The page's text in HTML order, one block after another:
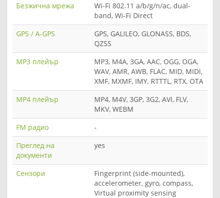
Безжична мрежа
Wi-Fi 802.11 a/b/g/n/ac, dual-
band, Wi-Fi Direct
GPS / A-GPS
GPS, GALILEO, GLONASS, BDS,
QZSS
MP3 плейър
MP3, M4A, 3GA, AAC, OGG, OGA,
WAV, AMR, AWB, FLAC, MID, MIDI,
XMF, MXMF, IMY, RTTTL, RTX, OTA
MP4 плейър
MP4, M4V, 3GP, 3G2, AVI, FLV,
MKV, WEBM
FM радио
-
Преглед на
документи
yes
Сензори
Fingerprint (side-mounted),
accelerometer, gyro, compass,
Virtual proximity sensing